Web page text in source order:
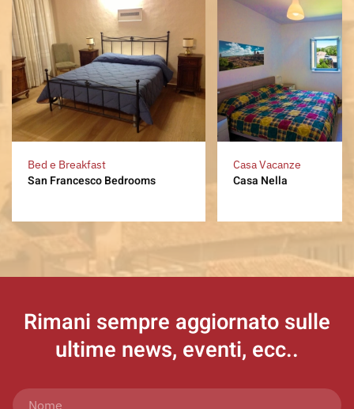
Bed e Breakfast
San Francesco Bedrooms
Casa Vacanze
Casa Nella
Rimani sempre aggiornato sulle
ultime news, eventi, ecc..